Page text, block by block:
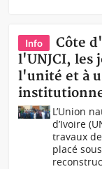
Info
Côte
l'UNJCI, les
l'unité et à
L’Union
d’Ivoire
travaux
placé